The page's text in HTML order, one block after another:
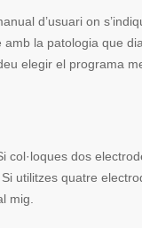
d’usuari on
la patologia que
elegir el programa
col·loques dos
utilitzes quatre
mig.